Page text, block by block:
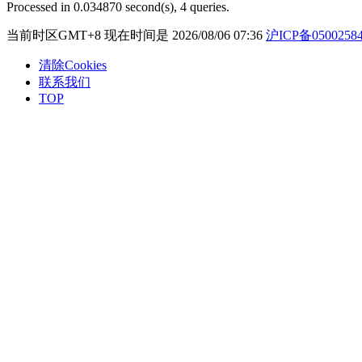
Processed in 0.034870 second(s), 4 queries.
当前时区GMT+8 现在时间是 2026/08/06 07:36 沪ICP备
清除Cookies
联系我们
TOP